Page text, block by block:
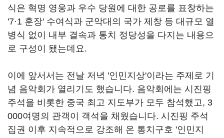
식은 혁명 영웅과 우수 당원에 대한 공로를 표창하는
'7·1 훈장' 수여식과 군악대의 국가 제창 등 대규모 열
병식 없이 내부 결속과 통치 정당성을 다지는 내용으
로 구성이 됐는데요.
이에 앞서서는 전날 저녁 '인민지상'이라는 주제로 기
념 음악회가 열리기도 했습니다. 음악회에는 시진핑
주석을 비롯한 중국 최고 지도부가 모두 참석했고, 3
000여명의 관객이 객석을 채웠습니다. 시진핑 주석
집권 이후 지속적으로 강조해 온 통치구호 '인민지